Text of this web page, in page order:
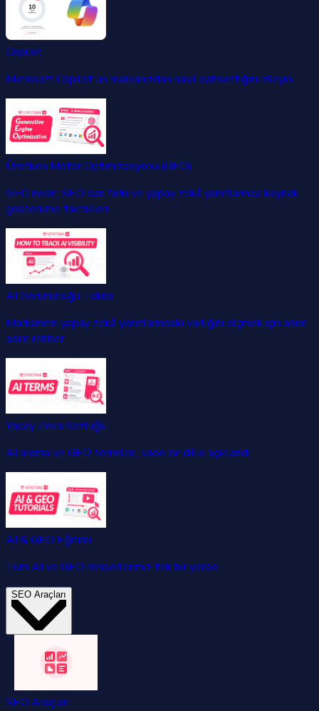
Copilot
Microsoft Copilot'un markanızdan nasıl bahsettiğini izleyin.
Üretken Motor Optimizasyonu (GEO)
GEO nedir, SEO'dan farkı ve yapay zekâ yanıtlarında kaynak
gösterilme taktikleri.
AI Görünürlüğü Takibi
Markanızın yapay zekâ yanıtlarındaki varlığını ölçmek için adım
adım rehber.
Yapay Zeka Sözlüğü
AI arama ve GEO terimleri, sade bir dille açıklandı.
AI & GEO Eğitimi
Tüm AI ve GEO rehberlerimiz tek bir yerde.
SEO Araçları
SEO Araçları